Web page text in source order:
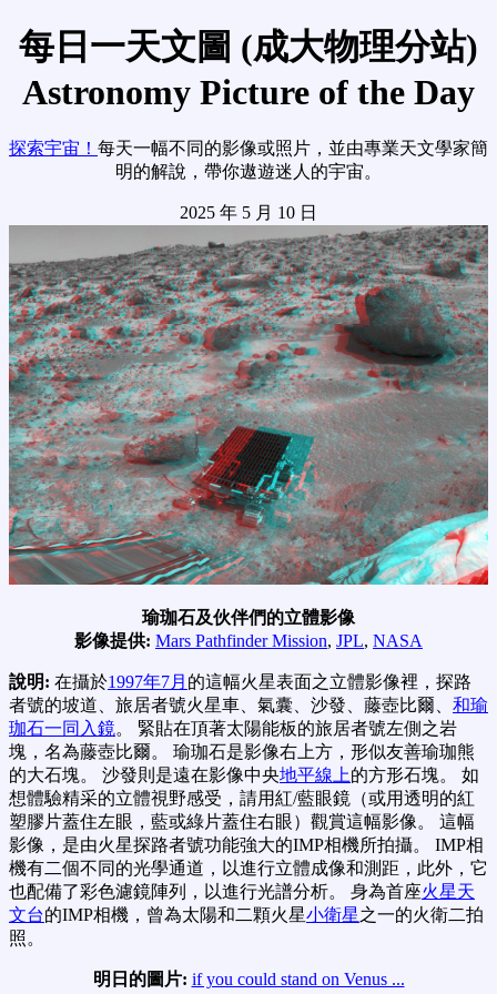
每日一天文圖 (成大物理分站)
Astronomy Picture of the Day
探索宇宙！ 每天一幅不同的影像或照片，並由專業天文學家簡
明的解說，帶你遨遊迷人的宇宙。
2025 年 5 月 10 日
瑜珈石及伙伴們的立體影像
影像提供: Mars Pathfinder Mission, JPL, NASA
說明: 在攝於1997年7月 的這幅火星表面之立體影像裡，探路
者號的坡道、旅居者號火星車、氣囊、沙發、藤壺比爾、 和瑜
珈石一同入鏡。 緊貼在頂著太陽能板的旅居者號左側之岩
塊，名為藤壺比爾。 瑜珈石是影像右上方，形似友善瑜珈熊
的大石塊。 沙發則是遠在影像中央地平線上的方形石塊。 如
想體驗精采的立體視野感受，請用紅/藍眼鏡（或用透明的紅
塑膠片蓋住左眼，藍或綠片蓋住右眼）觀賞這幅影像。 這幅
影像，是由火星探路者號功能強大的IMP相機所拍攝。 IMP相
機有二個不同的光學通道，以進行立體成像和測距，此外，它
也配備了彩色濾鏡陣列，以進行光譜分析。 身為首座火星天
文台的IMP相機，曾為太陽和二顆火星小衛星之一的火衛二拍
照。
明日的圖片: if you could stand on Venus ...